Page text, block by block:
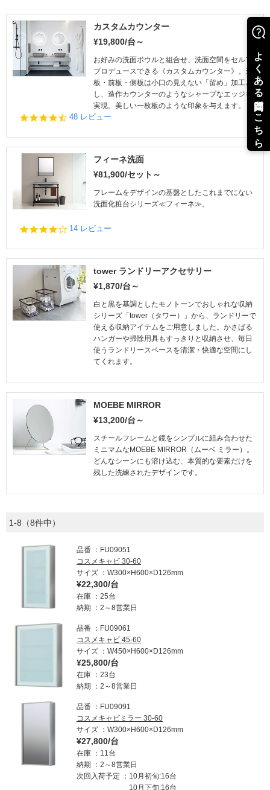
カスタムカウンター
¥19,800/台～
お好みの洗面ボウルと組合せ、洗面空間をセルフ
プロデュースできる《カスタムカウンター》。天
板・前板・側板は小口の見えない「留め」加工と
し、造作カウンターのようなシャープなエッジを
実現。美しい一枚板のような印象を与えます。
4.
s
t
i
g
48 レビュー
フィーネ洗面
¥81,900/セット～
フレームをデザインの基盤としたこれまでにない
洗面化粧台シリーズ≪フィーネ≫。
4.
s
t
a
r
r
a
t
i
14 レビュー
tower ランドリーアクセサリー
¥1,870/台～
白と黒を基調としたモノトーンでおしゃれな収納
シリーズ「tower（タワー）」から、ランドリーで
使える収納アイテムをご用意しました。かさばる
ハンガーや掃除用具もすっきりと収納させ、毎日
使うランドリースペースを清潔・快適な空間にし
てくれます。
MOEBE MIRROR
¥13,200/台～
スチールフレームと鏡をシンプルに組み合わせた
ミニマムなMOEBE MIRROR（ムーベ ミラー）。
どんなシーンにも溶け込む、本質的な要素だけを
残した洗練されたデザインです。
1-8（8件中）
品番
FU09051
コスメキャビ 30-60
サイズ
W300×H600×D126mm
¥22,300/台
在庫
25台
納期
2～8営業日
品番
FU09061
コスメキャビ 45-60
サイズ
W450×H600×D126mm
¥25,800/台
在庫
23台
納期
2～8営業日
品番
FU09091
コスメキャビミラー 30-60
サイズ
W300×H600×D126mm
¥27,800/台
在庫
11台
納期
2～8営業日
次回入荷予定
10月初旬:16台
10月下旬:16台